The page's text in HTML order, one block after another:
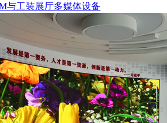
与工装展厅多媒体设备